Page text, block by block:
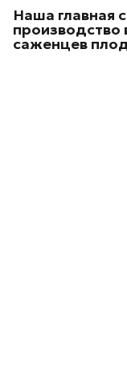
Наша главная
производство
саженцев